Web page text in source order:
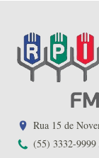
Rua 15 de
(55) 3332-